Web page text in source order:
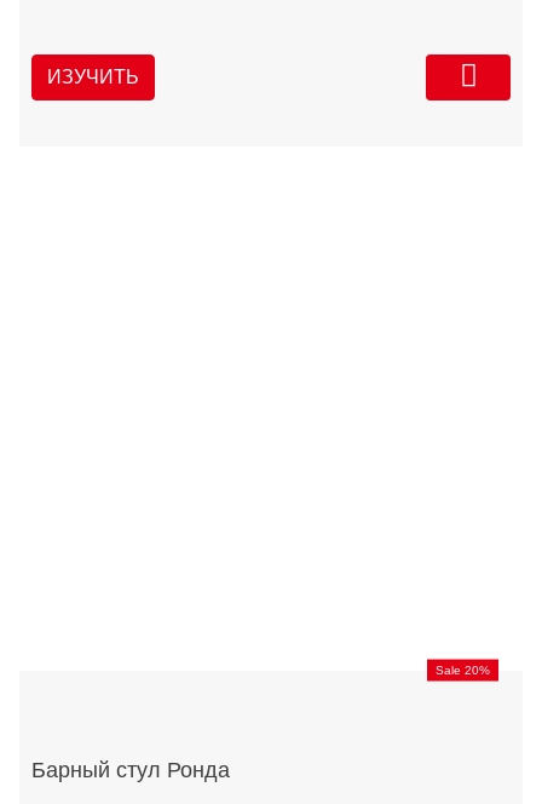
ИЗУЧИТЬ
Sale 20%
Барный стул Ронда